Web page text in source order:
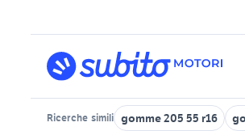
Ricerche simili gomme 205 55 r16